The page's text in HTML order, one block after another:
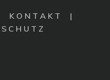
K O N T A K T |
C H U T Z